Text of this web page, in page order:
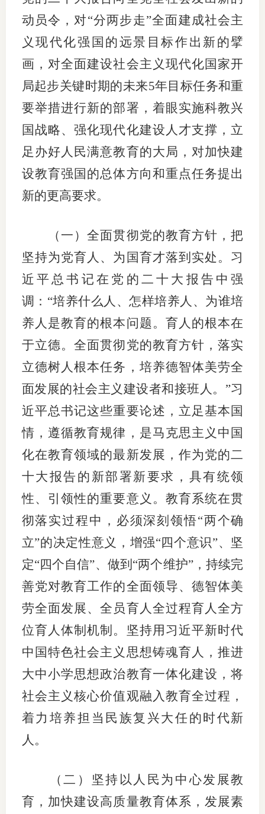
动员令，对“分两步走”全面建成社会主
义现代化强国的远景目标作出新的擘
画，对全面建设社会主义现代化国家开
局起步关键时期的未来5年目标任务和重
要举措进行新的部署，着眼实施科教兴
国战略、强化现代化建设人才支撑，立
足办好人民满意教育的大局，对加快建
设教育强国的总体方向和重点任务提出
新的更高要求。
（一）全面贯彻党的教育方针，把
坚持为党育人、为国育才落到实处。习
近平总书记在党的二十大报告中强
调：“培养什么人、怎样培养人、为谁培
养人是教育的根本问题。育人的根本在
于立德。全面贯彻党的教育方针，落实
立德树人根本任务，培养德智体美劳全
面发展的社会主义建设者和接班人。”习
近平总书记这些重要论述，立足基本国
情，遵循教育规律，是马克思主义中国
化在教育领域的最新发展，作为党的二
十大报告的新部署新要求，具有统领
性、引领性的重要意义。教育系统在贯
彻落实过程中，必须深刻领悟“两个确
立”的决定性意义，增强“四个意识”、坚
定“四个自信”、做到“两个维护”，持续完
善党对教育工作的全面领导、德智体美
劳全面发展、全员育人全过程育人全方
位育人体制机制。坚持用习近平新时代
中国特色社会主义思想铸魂育人，推进
大中小学思想政治教育一体化建设，将
社会主义核心价值观融入教育全过程，
着力培养担当民族复兴大任的时代新
人。
（二）坚持以人民为中心发展教
育，加快建设高质量教育体系，发展素